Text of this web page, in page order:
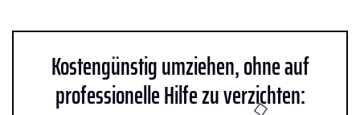
Kostengünstig umziehen, ohne auf
professionelle Hilfe zu verzichten: